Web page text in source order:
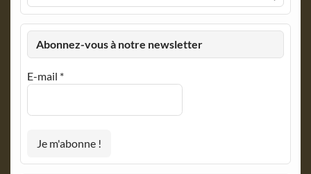
Abonnez-vous à notre newsletter
E-mail *